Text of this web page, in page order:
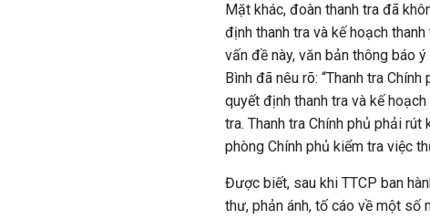
Mặt khác, đoàn thanh tra đã
định thanh tra và kế hoạch
vấn đề này, văn bản thông báo
Bình đã nêu rõ: “Thanh tra
quyết định thanh tra và kế
tra. Thanh tra Chính phủ phải
phòng Chính phủ kiểm tra việc
Được biết, sau khi TTCP ban
thư, phản ánh, tố cáo về một số